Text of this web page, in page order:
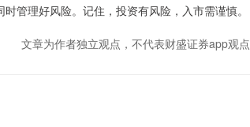
管理好风险。记住，投资有风险，入市需谨慎。
文章为作者独立观点，不代表财盛证券app观点